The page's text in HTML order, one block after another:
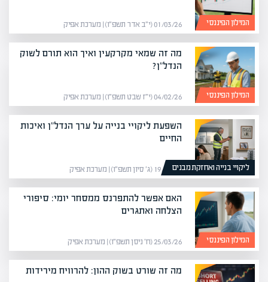
המילון הפיננסי 01/03/26 (י״ב אדר תשפ״ו) | מערכת אפיק
המילון הפיננסי
מה זה שמאי מקרקעין ואיך הוא תורם לשוק
הנדל"ן?
04/02/26 (י״ז שבט תשפ״ו) | מערכת אפיק
ליקויי בנייה ואחזקת מבנים
השפעת ליקויי בנייה על ערך הנדל"ן ואיכות
החיים
19/05/26 (ג׳ סיון תשפ״ו) | מערכת אפיק
המילון הפיננסי
האם אפשר להתפרנס ממסחר יומי: סיפורי
הצלחה ואתגרים
25/03/26 (ח׳ ניסן תשפ״ו) | מערכת אפיק
מה זה שורט בשוק ההון: להרוויח מירידות